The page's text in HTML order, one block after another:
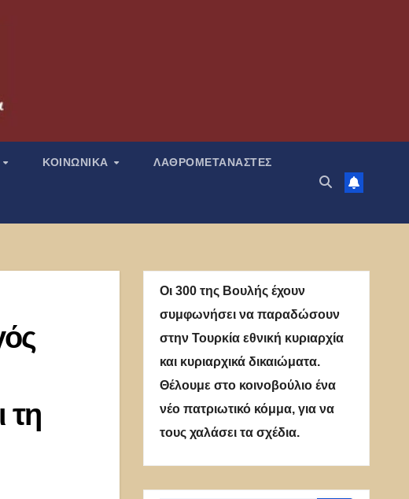
ΚΟΙΝΩΝΙΚΑ ΛΑΘΡΟΜΕΤΑΝΑΣΤΕΣ
τη
Οι 300 της Βουλής έχουν
συμφωνήσει να παραδώσουν
στην Τουρκία εθνική κυριαρχία
και κυριαρχικά δικαιώματα.
Θέλουμε στο κοινοβούλιο ένα
νέο πατριωτικό κόμμα, για να
τους χαλάσει τα σχέδια.